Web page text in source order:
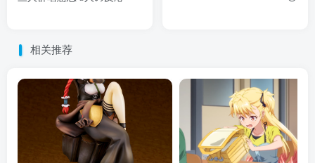
相关推荐